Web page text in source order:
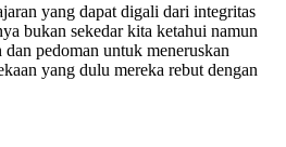
yang dapat digali dari integritas
bukan sekedar kita ketahui namun
pedoman untuk meneruskan
yang dulu mereka rebut dengan